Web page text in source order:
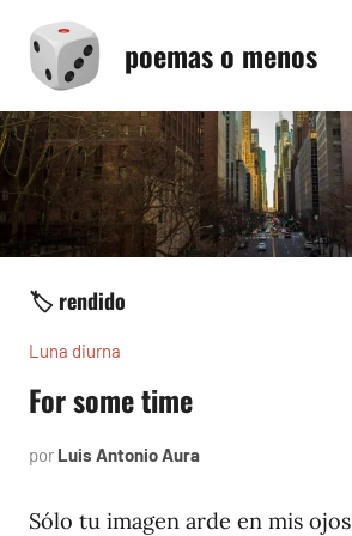
contenido
poemas o menos
🏷️ rendido
Luna diurna
For some time
por Luis Antonio Aura
2002
Sólo tu imagen arde en mis ojos